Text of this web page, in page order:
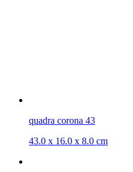
quadra corona 43
43.0 x 16.0 x 8.0 cm